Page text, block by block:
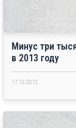
Минус три
в 2013 году
17.10.2012